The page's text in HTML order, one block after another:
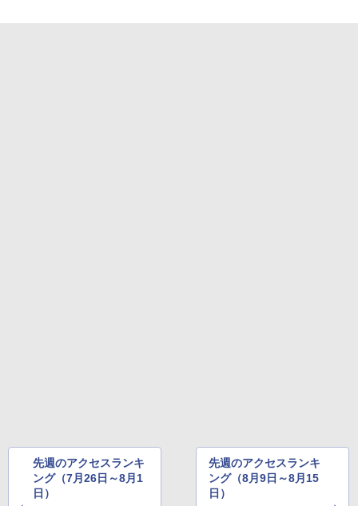
先週のアクセスランキ
ング（7月26日～8月1
日）
先週のアクセスランキ
ング（8月9日～8月15
日）